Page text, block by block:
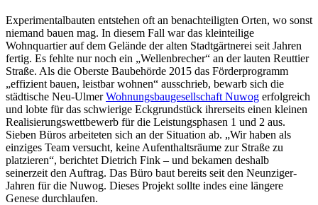
Experimentalbauten entstehen oft an benachteiligten Orten, wo sonst
niemand bauen mag. In diesem Fall war das kleinteilige
Wohnquartier auf dem Gelände der alten Stadtgärtnerei seit Jahren
fertig. Es fehlte nur noch ein „Wellenbrecher“ an der lauten Reuttier
Straße. Als die Oberste Baubehörde 2015 das Förderprogramm
„effizient bauen, leistbar wohnen“ ausschrieb, bewarb sich die
städtische Neu-UlmerWohnungsbaugesellschaft Nuwog erfolgreich
und lobte für das schwierige Eckgrundstück ihrerseits einen kleinen
Realisierungswettbewerb für die Leistungsphasen 1 und 2 aus.
Sieben Büros arbeiteten sich an der Situation ab. „Wir haben als
einziges Team versucht, keine Aufenthaltsräume zur Straße zu
platzieren“, berichtet Dietrich Fink – und bekamen deshalb
seinerzeit den Auftrag. Das Büro baut bereits seit den Neunziger-
Jahren für die Nuwog. Dieses Projekt sollte indes eine längere
Genese durchlaufen.